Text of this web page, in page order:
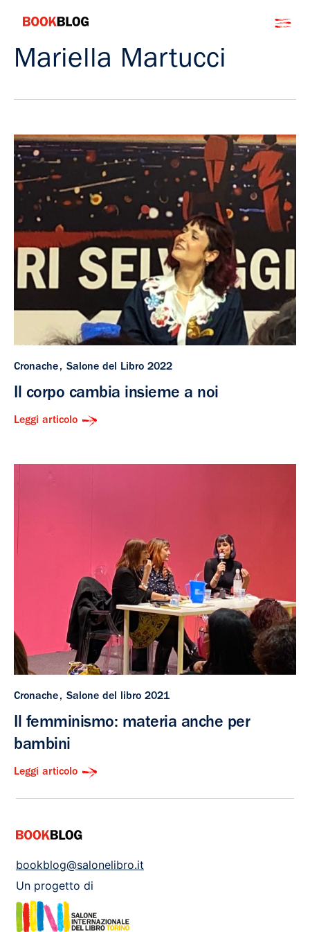
contenuto
Bookblog
Mariella Martucci
Cronache Salone del Libro 2022
Il corpo cambia insieme a noi
Leggi articolo
Cronache Salone del libro 2021
Il femminismo: materia anche per
bambini
Leggi articolo
bookblog@salonelibro.it
Un progetto di